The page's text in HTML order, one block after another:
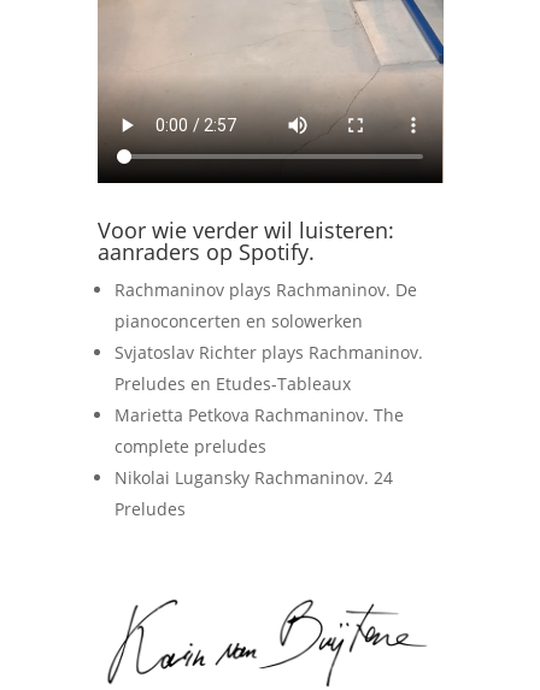
Voor wie verder wil luisteren:
aanraders op Spotify.
Rachmaninov plays Rachmaninov. De
pianoconcerten en solowerken
Svjatoslav Richter plays Rachmaninov.
Preludes en Etudes-Tableaux
Marietta Petkova Rachmaninov. The
complete preludes
Nikolai Lugansky Rachmaninov. 24
Preludes